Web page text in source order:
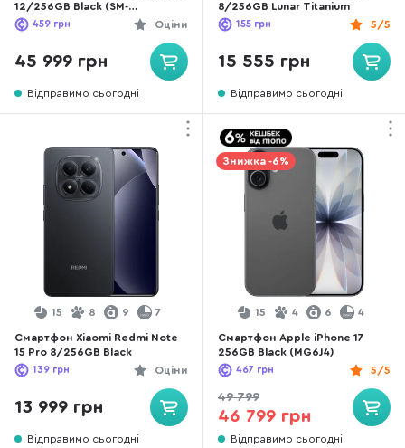
12/256GB Black (SM-
S942BZKGEUC)
Оціни
459 грн
45 999 грн
Відправимо сьогодні
8/256GB Lunar Titanium
5/5
155 грн
15 555 грн
Відправимо сьогодні
15 8 9 7
Смартфон Xiaomi Redmi Note
15 Pro 8/256GB Black
Оціни
139 грн
13 999 грн
Відправимо сьогодні
Знижка -6%
15 4 6 4
Смартфон Apple iPhone 17
256GB Black (MG6J4)
5/5
467 грн
49 799
46 799 грн
Відправимо сьогодні